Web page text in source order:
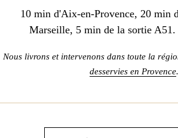
10 min d'Aix-en-Provence, 20 min
Marseille, 5 min de la sortie A51.
Nous livrons et intervenons dans toute la
desservies en Provence.